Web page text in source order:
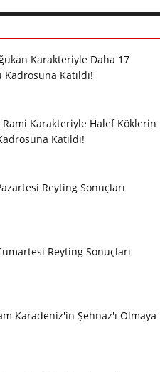
Karakteriyle Daha 17
Katıldı!
Rami Karakteriyle Halef Köklerin
Katıldı!
Reyting Sonuçları
Reyting Sonuçları
Karadeniz'in Şehnaz'ı Olmaya